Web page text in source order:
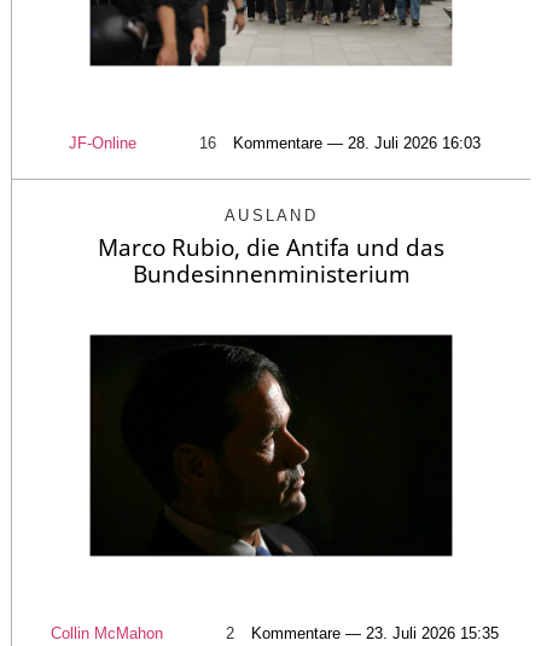
JF-Online 16 Kommentare — 28. Juli 2026 16:03
AUSLAND
Marco Rubio, die Antifa und das
Bundesinnenministerium
Collin McMahon 2 Kommentare — 23. Juli 2026 15:35